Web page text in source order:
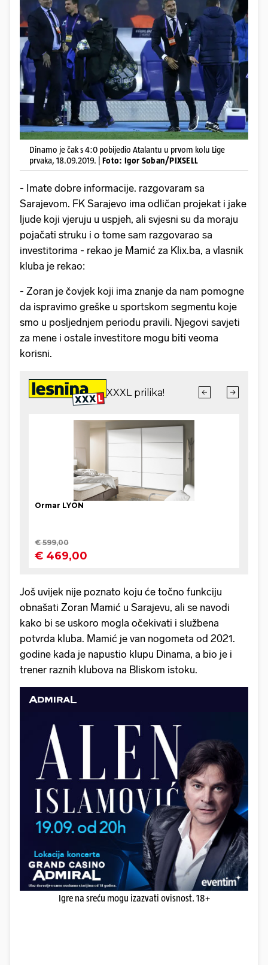
Dinamo je čak s 4:0 pobijedio Atalantu u prvom kolu Lige
prvaka, 18.09.2019. | Foto: Igor Soban/PIXSELL
- Imate dobre informacije. razgovaram sa
Sarajevom. FK Sarajevo ima odličan projekat i jake
ljude koji vjeruju u uspjeh, ali svjesni su da moraju
pojačati struku i o tome sam razgovarao sa
investitorima - rekao je Mamić za Klix.ba, a vlasnik
kluba je rekao:
- Zoran je čovjek koji ima znanje da nam pomogne
da ispravimo greške u sportskom segmentu koje
smo u posljednjem periodu pravili. Njegovi savjeti
za mene i ostale investitore mogu biti veoma
korisni.
Još uvijek nije poznato koju će točno funkciju
obnašati Zoran Mamić u Sarajevu, ali se navodi
kako bi se uskoro mogla očekivati i službena
potvrda kluba. Mamić je van nogometa od 2021.
godine kada je napustio klupu Dinama, a bio je i
trener raznih klubova na Bliskom istoku.
Igre na sreću mogu izazvati ovisnost. 18+